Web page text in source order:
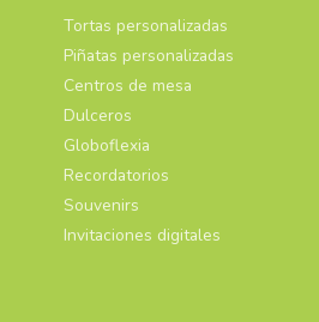
Tortas personalizadas
Piñatas personalizadas
Centros de mesa
Dulceros
Globoflexia
Recordatorios
Souvenirs
Invitaciones digitales